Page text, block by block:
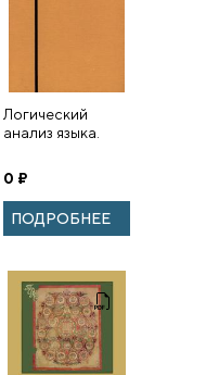
Логический
анализ языка.
полилог в разных
языках и
культурах
0 ₽
ПОДРОБНЕЕ